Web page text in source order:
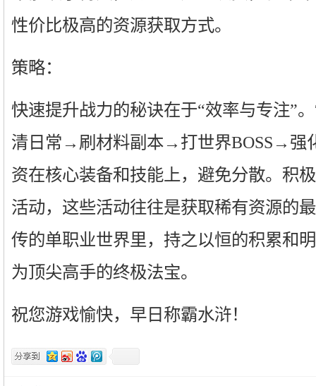
性价比极高的资源获取方式。
策略：
快速提升战力的秘诀在于“效率与专注”
清日常→刷材料副本→打世界BOSS→强
资在核心装备和技能上，避免分散。积
活动，这些活动往往是获取稀有资源的
传的单职业世界里，持之以恒的积累和
为顶尖高手的终极法宝。
祝您游戏愉快，早日称霸水浒！